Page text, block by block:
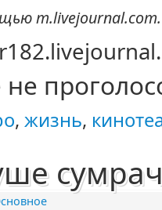
m.livejournal.com.
, жизнь,